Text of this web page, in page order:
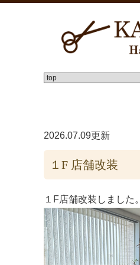
2026.07.09更新
１F 店舗改装
１F店舗改装しました。